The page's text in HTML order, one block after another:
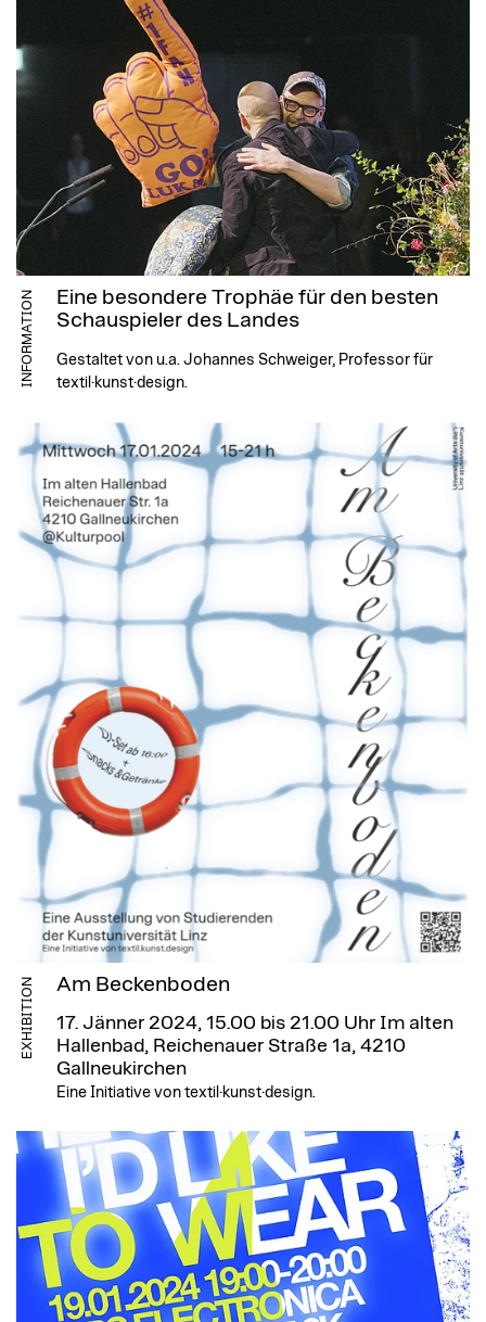
INFORMATION
Eine besondere Trophäe für den besten
Schauspieler des Landes
Gestaltet von u.a. Johannes Schweiger, Professor für
textil·kunst·design.
EXHIBITION Am Beckenboden
17. Jänner 2024, 15.00 bis 21.00 Uhr Im alten
Hallenbad, Reichenauer Straße 1a, 4210
Gallneukirchen
Eine Initiative von textil·kunst·design.